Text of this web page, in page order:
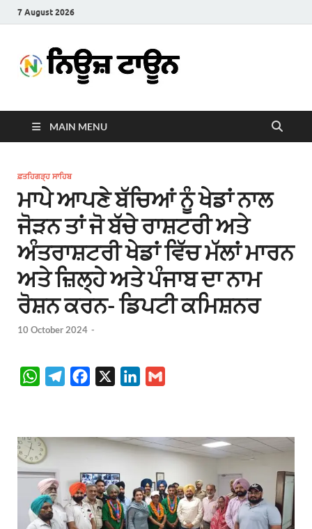
7 August 2026
Town
MAIN MENU
ਫ਼ਤਹਿਗੜ੍ਹ ਸਾਹਿਬ
ਮਾਪੇ ਆਪਣੇ ਬੱਚਿਆਂ ਨੂੰ ਖੇਡਾਂ ਨਾਲ
ਜੋੜਨ ਤਾਂ ਜੋ ਬੱਚੇ ਰਾਸ਼ਟਰੀ ਅਤੇ
ਅੰਤਰਾਸ਼ਟਰੀ ਖੇਡਾਂ ਵਿੱਚ ਮੱਲਾਂ ਮਾਰਨ
ਅਤੇ ਜ਼ਿਲ੍ਹੇ ਅਤੇ ਪੰਜਾਬ ਦਾ ਨਾਮ
ਰੋਸ਼ਨ ਕਰਨ- ਡਿਪਟੀ ਕਮਿਸ਼ਨਰ
10 October 2024 -
W
t
s
A
p
p
e
a
m
e
b
o
o
k
k
e
I
n
i
l